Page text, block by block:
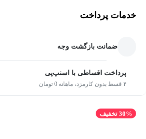
خدمات پرداخت
ضمانت بازگشت وجه
پرداخت اقساطی با اسنپ‌پی
۴ قسط بدون کارمزد، ماهانه 0 تومان
30% تخفیف